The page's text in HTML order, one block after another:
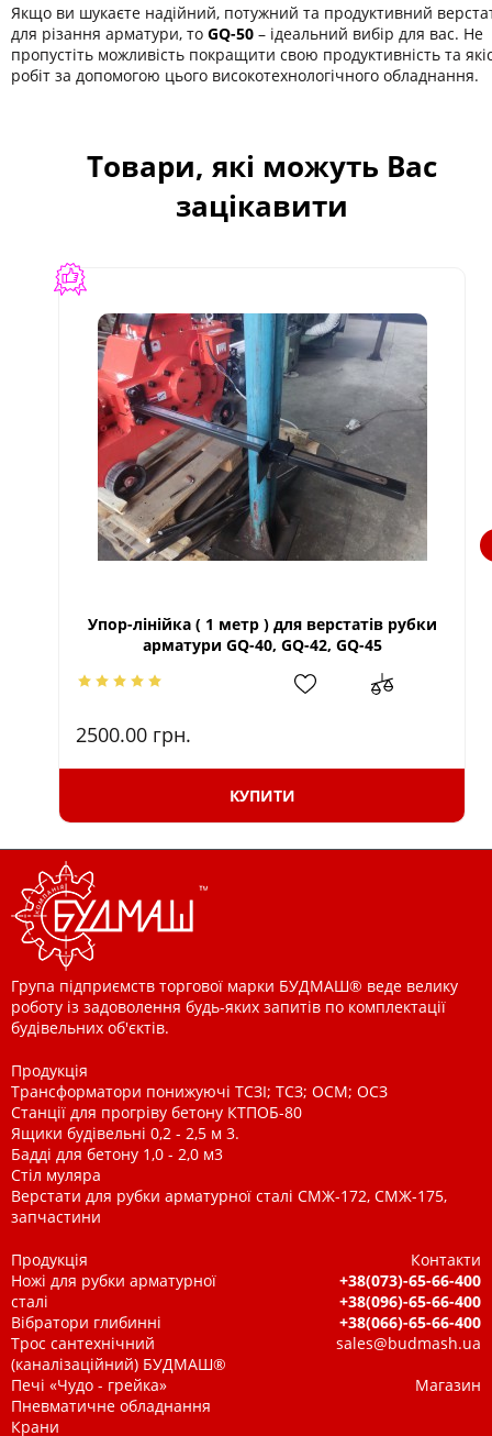
Якщо ви шукаєте надійний, потужний та продуктивний
для різання арматури, то GQ-50 – ідеальний вибір для вас. Не
пропустіть можливість покращити свою продуктивність та
робіт за допомогою цього високотехнологічного обладнання.
Товари, які можуть Вас
зацікавити
Упор-лінійка ( 1 метр ) для верстатів рубки
арматури GQ-40, GQ-42, GQ-45
2500.00 грн.
КУПИТИ
Група підприємств торгової марки БУДМАШ® веде велику
роботу із задоволення будь-яких запитів по комплектації
будівельних об'єктів.
Продукція
Трансформатори понижуючі ТСЗІ; ТСЗ; ОСМ; ОСЗ
Станції для прогріву бетону КТПОБ-80
Ящики будівельні 0,2 - 2,5 м 3.
Бадді для бетону 1,0 - 2,0 м3
Стіл муляра
Верстати для рубки арматурної сталі СМЖ-172, СМЖ-175,
запчастини
Продукція
Ножі для рубки арматурної
сталі
Вібратори глибинні
Трос сантехнічний
(каналізаційний) БУДМАШ®
Печі «Чудо - грейка»
Пневматичне обладнання
Крани
Контакти
+38(073)-65-66-400
+38(096)-65-66-400
+38(066)-65-66-400
sales@budmash.ua
Магазин